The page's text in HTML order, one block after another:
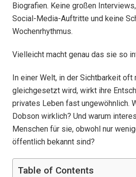
Biografien. Keine großen
Social-Media-Auftritte und keine
Wochenrhythmus.
Vielleicht macht genau das sie so
In einer Welt, in der Sichtbarkeit oft
gleichgesetzt wird, wirkt ihre
privates Leben fast ungewöhnlich.
Dobson wirklich? Und warum
Menschen für sie, obwohl nur
öffentlich bekannt sind?
Table of Contents